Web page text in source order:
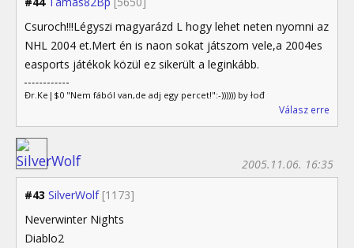
Csuroch!!!Légyszi magyarázd L hogy lehet neten nyomni az
NHL 2004 et.Mert én is naon sokat játszom vele,a 2004es
easports játékok közül ez sikerült a leginkább.
Đr.Ke|$0 "Nem fából van,de adj egy percet!":-)))))) by łođ
Válasz erre
#43 SilverWolf [1173]
2005.11.06. 16:35
Neverwinter Nights
Diablo2